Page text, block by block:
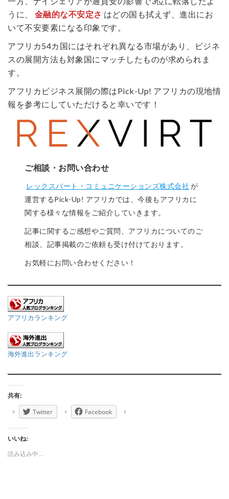
うに、
金融的な不安定さ はどの国も拭えず、進出にお
いて不安要素になる印象です。
アフリカ54カ国にはそれぞれ異なる市場があり、ビジネ
スの展開方法も対象国にマッチしたものが求められま
す。
アフリカビジネス展開の際はPick-Up! アフリカの現地情
報を参考にしていただけると幸いです！
ご相談・お問い合わせ
レックスバート・コミュニケーションズ株式会社 が
運営するPick-Up! アフリカでは、今後もアフリカに
関する様々な情報をご紹介していきます。
記事に関するご感想やご質問、アフリカについてのご
相談、記事掲載のご依頼も受け付けております。
お気軽にお問い合わせください！
アフリカランキング
海外進出ランキング
共有:
Twitter Facebook
いいね:
読み込み中...